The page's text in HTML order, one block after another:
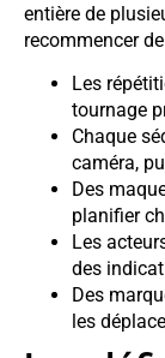
entière de
recommencer
Les
tournage
Chaque
caméra,
Des
planifier
Les
des
Des
les